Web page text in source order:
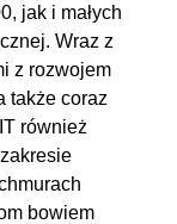
00:00:40
00:15:15
00:15:17
00:11:46
00:07:02
jak i małych
Wraz z
z rozwojem
także coraz
również
bowiem